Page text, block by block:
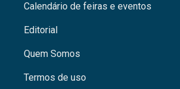
Calendário de feiras e eventos
Editorial
Quem Somos
Termos de uso